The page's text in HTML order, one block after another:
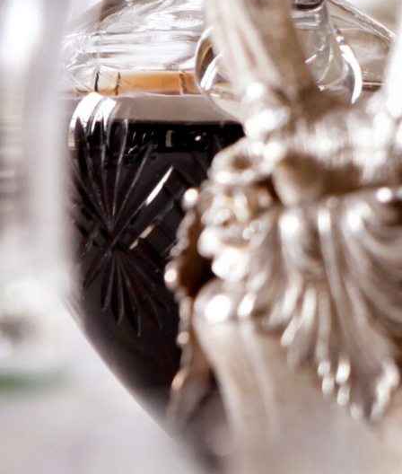
2000 Ch
Fombrauge
Logga in för att se priset
Art.nr: 20821-09
Information
Producent Ch Fombrauge
Årgång 2000
Land Frankrike
Område St-Emilion
Färg Rött
300cl
–